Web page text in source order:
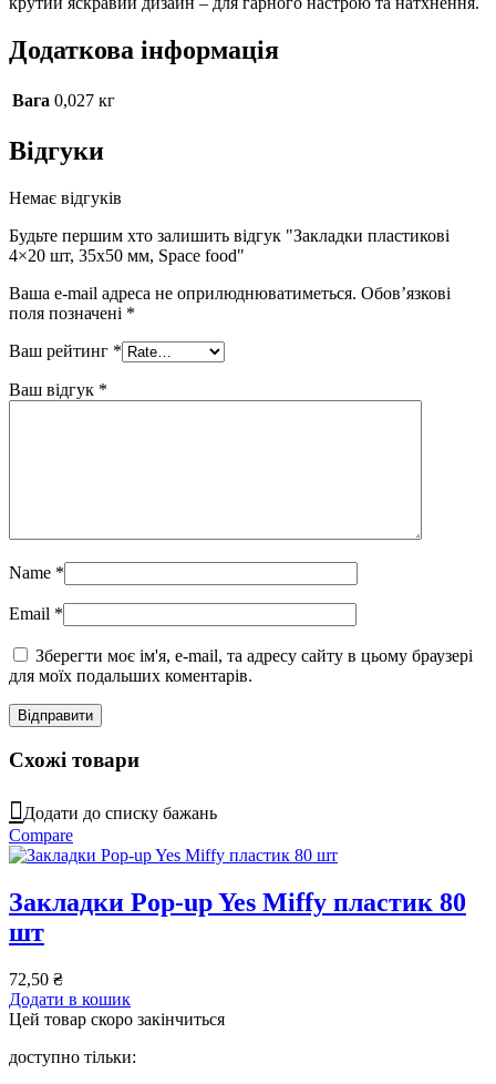
Додаткова інформація
Вага 0,027 кг
Відгуки
Немає відгуків
Будьте першим хто залишить відгук "Закладки пластикові
4×20 шт, 35х50 мм, Space food"
Ваша e-mail адреса не оприлюднюватиметься. Обов’язкові
поля позначені *
Ваш рейтинг *
Ваш відгук *
Name *
Email *
Зберегти моє ім'я, e-mail, та адресу сайту в цьому браузері
для моїх подальших коментарів.
Схожі товари
Додати до списку бажань
Compare
Закладки Pop-up Yes Miffy пластик 80
шт
72,50 ₴
Додати в кошик
Цей товар скоро закінчиться
доступно тільки: